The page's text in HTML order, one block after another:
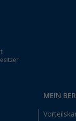
MEIN